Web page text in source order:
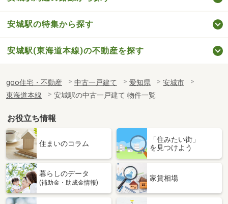
安城駅の特集から探す
安城駅(東海道本線)の不動産を探す
goo住宅・不動産 中古一戸建て 愛知県
安城市
東海道本線
安城駅の中古一戸建て 物件一覧
お役立ち情報
住まいのコラム
「住みたい街」
を見つけよう
暮らしのデータ
(補助金・助成金情報)
家賃相場